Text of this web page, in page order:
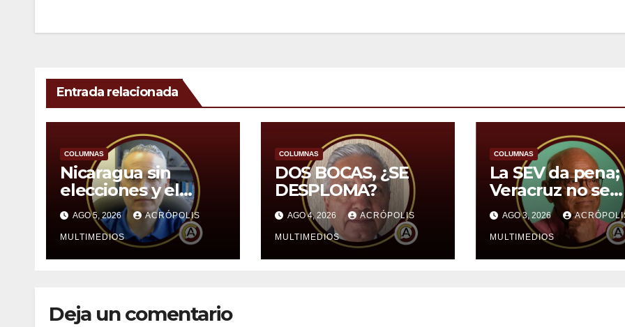
entradas
Entrada relacionada
COLUMNAS
Nicaragua sin
elecciones y el
castigo que no llega
AGO 5, 2026 ACRÓPOLIS
MULTIMEDIOS
COLUMNAS
DOS BOCAS, ¿SE
DESPLOMA?
AGO 4, 2026 ACRÓPOLIS
MULTIMEDIOS
COLUMNAS
La SEV da pena;
Veracruz no se
merece eso
AGO 3, 2026
MULTIMEDIOS
Deja un comentario